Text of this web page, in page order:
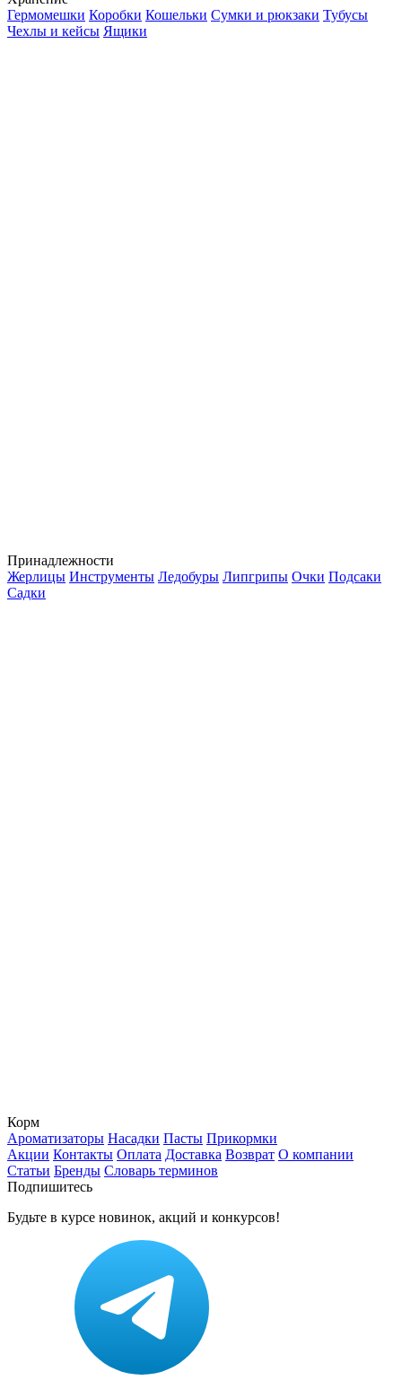
Гермомешки Коробки Кошельки Сумки и рюкзаки Тубусы
Чехлы и кейсы Ящики
Принадлежности
Жерлицы Инструменты Ледобуры Липгрипы Очки Подсаки
Садки
Корм
Ароматизаторы Насадки Пасты Прикормки
Акции Контакты Оплата Доставка Возврат О компании
Статьи Бренды Словарь терминов
Подпишитесь
Будьте в курсе новинок, акций и конкурсов!